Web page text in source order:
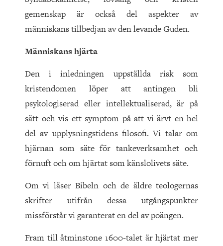
gemenskap är också del aspekter av
människans tillbedjan av den levande Guden.
Människans hjärta
Den i inledningen uppställda risk som
kristendomen löper att antingen bli
psykologiserad eller intellektualiserad, är på
sätt och vis ett symptom på att vi ärvt en hel
del av upplysningstidens filosofi. Vi talar om
hjärnan som säte för tankeverksamhet och
förnuft och om hjärtat som känslolivets säte.
Om vi läser Bibeln och de äldre teologernas
skrifter utifrån dessa utgångspunkter
missförstår vi garanterat en del av poängen.
Fram till åtminstone 1600-talet är hjärtat mer